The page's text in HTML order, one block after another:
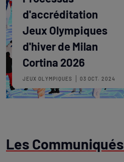
d'accréditation
Jeux Olympiques
d'hiver de Milan
Cortina 2026
JEUX OLYMPIQUES 03 OCT. 2024
Les